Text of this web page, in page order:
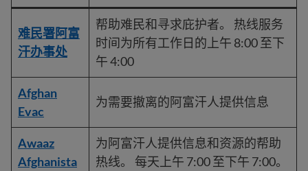
难民署阿富
汗办事处
帮助难民和寻求庇护者。 热线服务
时间为所有工作日的上午 8:00 至下
午 4:00
Afghan
Evac
为需要撤离的阿富汗人提供信息
Awaaz
Afghanista
为阿富汗人提供信息和资源的帮助
热线。 每天上午 7:00 至下午 7:00。